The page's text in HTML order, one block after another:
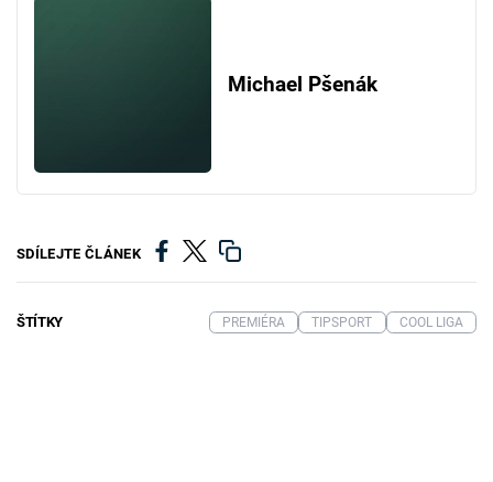
Michael Pšenák
SDÍLEJTE ČLÁNEK
ŠTÍTKY PREMIÉRA TIPSPORT COOL LIGA